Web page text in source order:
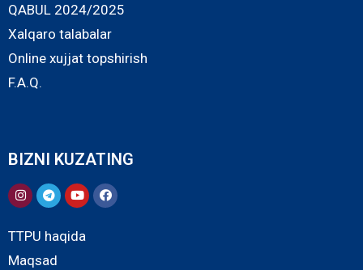
QABUL 2024/2025
Xalqaro talabalar
Online xujjat topshirish
F.A.Q.
BIZNI KUZATING
TTPU haqida
Maqsad